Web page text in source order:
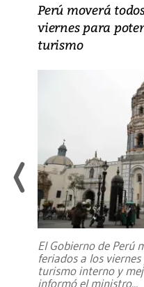
Perú moverá
viernes para
turismo
El Gobierno de Perú
feriados a los
turismo interno y
informó el ministro...